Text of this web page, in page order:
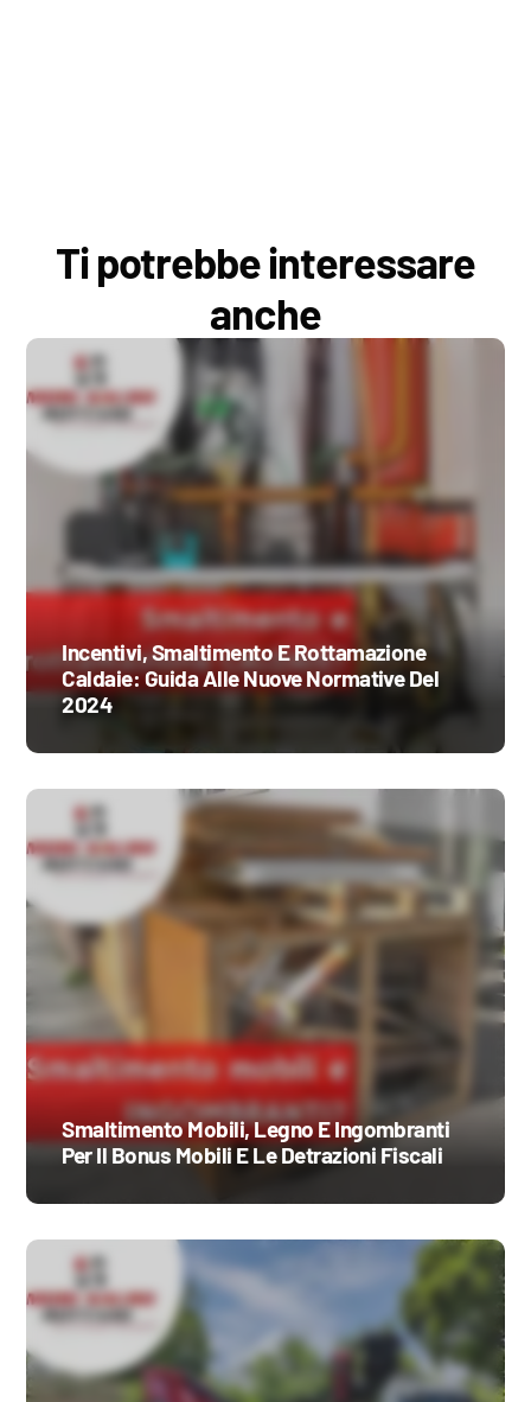
Ti potrebbe interessare
anche
Incentivi, Smaltimento E Rottamazione
Caldaie: Guida Alle Nuove Normative Del
2024
Smaltimento Mobili, Legno E Ingombranti
Per Il Bonus Mobili E Le Detrazioni Fiscali